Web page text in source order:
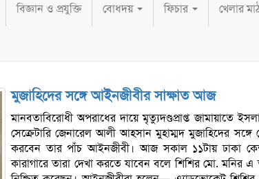
বিজ্ঞান ও প্রযুক্তি বোধদয় ফিচার খেলার
মুজাহিদের সঙ্গে আইনজীবীর সাক্ষাত আজ
মানবতাবিরোধী অপরাধের দায়ে মৃত্যুদণ্ডপ্রাপ্ত জামায়াতে
সেক্রেটারি জেনারেল আলী আহসান মুহাম্মদ মুজাহিদের সঙ্গে
করবেন তার পাঁচ আইনজীবী। আজ সকাল ১১টায় ঢাকা
কারাগারে তারা দেখা করতে যাবেন বলে শিশির মো. মনির এ